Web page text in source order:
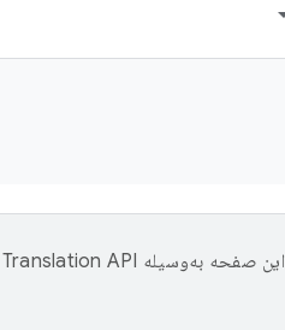
این صفحه به‌وسیله